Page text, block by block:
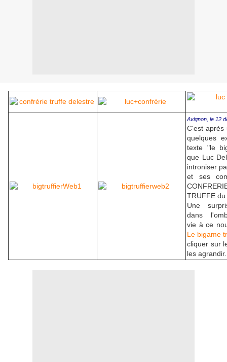
Avignon, le 12
C'est après
quelques
texte "le
que Luc
introniser
et ses
TRUFFE
Une
dans
vie à ce
Le bigame
cliquer sur
les agrandir.